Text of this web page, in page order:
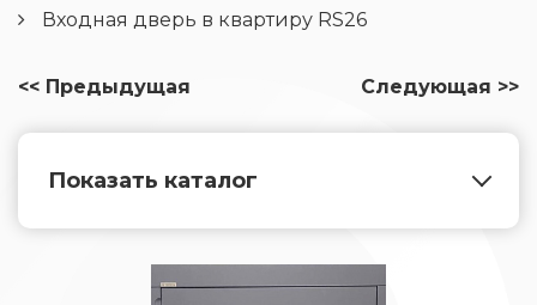
Входная дверь в квартиру RS26
<< Предыдущая Следующая >>
Показать каталог